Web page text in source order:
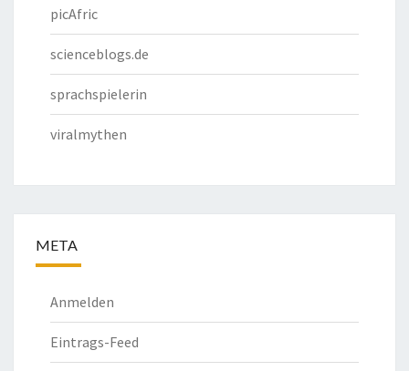
picAfric
scienceblogs.de
sprachspielerin
viralmythen
META
Anmelden
Eintrags-Feed